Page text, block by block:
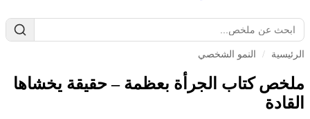
الرئيسية / النمو الشخصي
ملخص كتاب الجرأة بعظمة – حقيقة يخشاها
القادة